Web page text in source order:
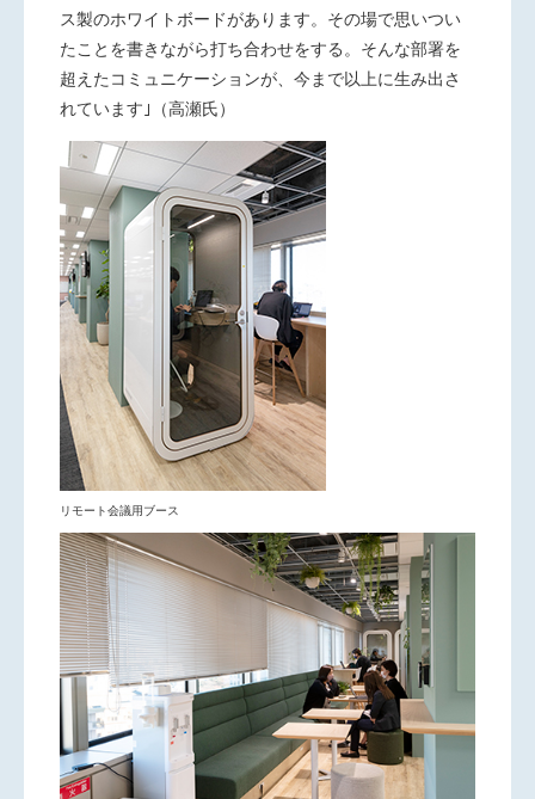
ス製のホワイトボードがあります。その場で思いつい
たことを書きながら打ち合わせをする。そんな部署を
超えたコミュニケーションが、今まで以上に生み出さ
れています｣（高瀬氏）
リモート会議用ブース